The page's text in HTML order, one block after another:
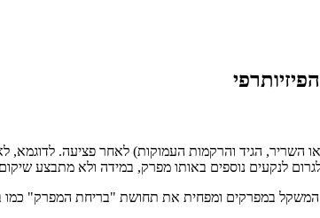
(או השריר, הגיד והרקמות העמוקות) לאחר פציעה.
לנקעים נוספים באותו מפרק, במידה ולא מתבצע שיקום
המשקל במפרקים ומפחית את תחושת "בריחת המפרק"